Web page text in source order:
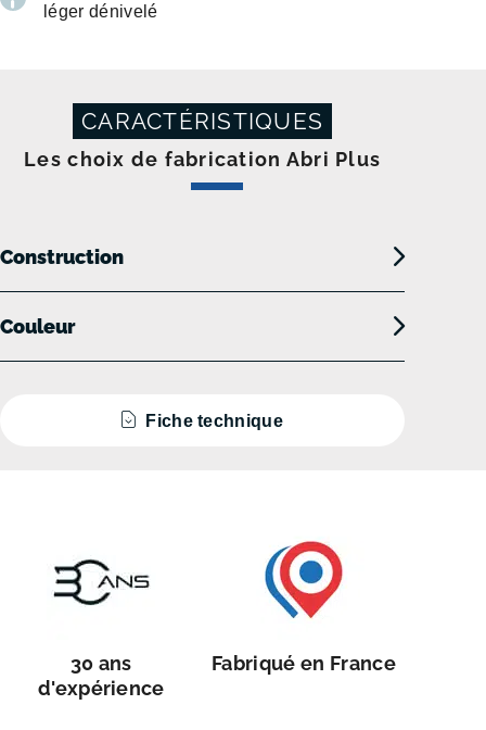
léger dénivelé
CARACTÉRISTIQUES
Les choix de fabrication Abri Plus
Construction
Couleur
Fiche technique
30 ans
d'expérience
Fabriqué en France